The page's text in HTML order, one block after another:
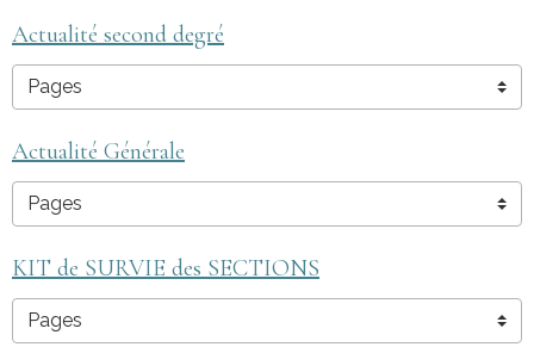
Actualité second degré
Actualité Générale
KIT de SURVIE des SECTIONS